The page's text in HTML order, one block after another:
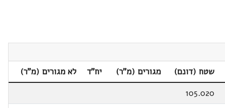
שטח (דונם) מגורים (מ"ר) יח"ד
לא מגורים (מ"ר)
105.020